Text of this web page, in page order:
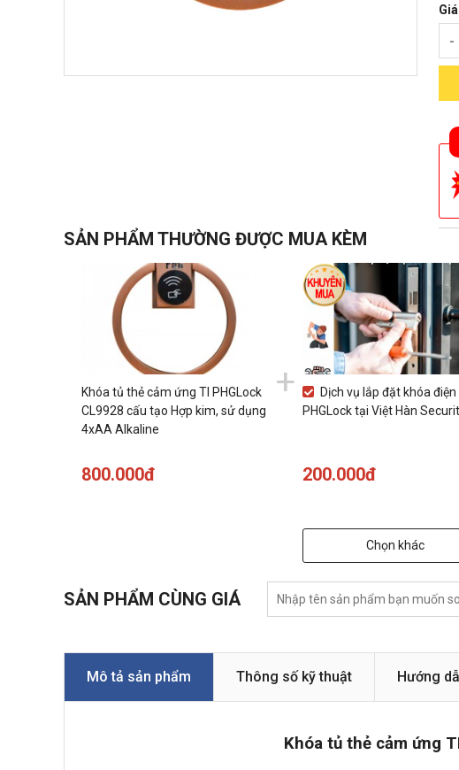
-
SẢN PHẨM THƯỜNG ĐƯỢC MUA KÈM
+
Khóa tủ thẻ cảm ứng TI PHGLock
CL9928 cấu tạo Hợp kim, sử dụng
4xAA Alkaline
800.000đ
Dịch vụ lắp đặt khóa
PHGLock tại Việt Hàn
200.000đ
Chọn khác
SẢN PHẨM CÙNG GIÁ
Mô tả sản phẩm Thông số kỹ thuật Hướng
Khóa tủ thẻ cảm ứng